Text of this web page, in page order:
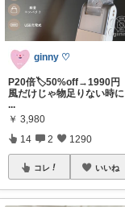
ginny ♡
P20倍🏷️50%off→1990円
風だけじゃ物足りない時に
...
￥ 3,980
14 2 1290
コレ いいね